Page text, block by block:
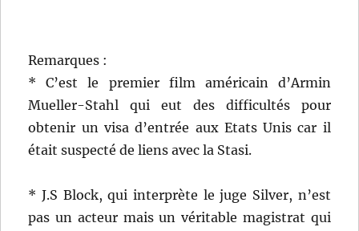
Remarques :
* C’est le premier film américain d’Armin
Mueller-Stahl qui eut des difficultés pour
obtenir un visa d’entrée aux Etats Unis car il
était suspecté de liens avec la Stasi.
* J.S Block, qui interprète le juge Silver, n’est
pas un acteur mais un véritable magistrat qui